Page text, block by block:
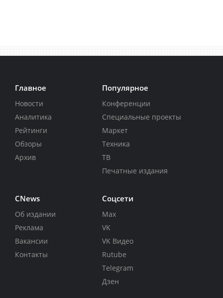
Главное
Новости
Аналитика
Рейтинги
Обзоры
Архив
Популярное
Конференции
Специальные проекты
Маркет
Техника
ТВ
Печатные издания
CNews
Об издании
Реклама
Вакансии
Контакты
Соцсети
Max
VK
VK Видео
Rutube
Telegram
Дзен